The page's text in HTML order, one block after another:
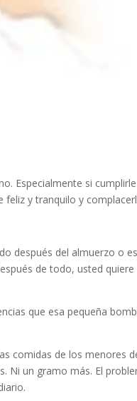
Especialmente si
feliz y tranquilo y
después del almuerzo o
de todo, usted quiere
que esa pequeña
comidas de los menores
Ni un gramo más. El